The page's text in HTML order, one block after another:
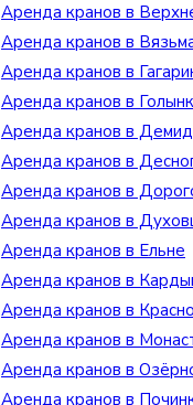
Аренда кранов в
Аренда кранов в
Аренда кранов в
Аренда кранов в
Аренда кранов в
Аренда кранов в
Аренда кранов в
Аренда кранов в
Аренда кранов в Ельне
Аренда кранов в
Аренда кранов в
Аренда кранов в
Аренда кранов в
Аренда кранов в